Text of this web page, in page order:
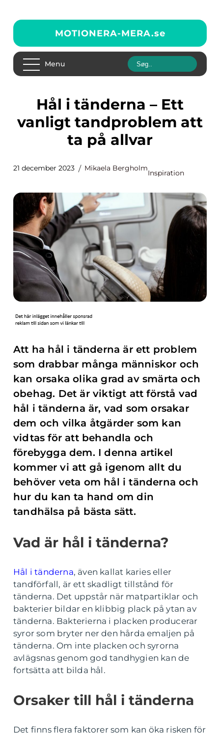
MOTIONERA-MERA.se
Menu
Hål i tänderna – Ett
vanligt tandproblem att
ta på allvar
21 december 2023 Mikaela Bergholm
Inspiration
Att ha hål i tänderna är ett problem
som drabbar många människor och
kan orsaka olika grad av smärta och
obehag. Det är viktigt att förstå vad
hål i tänderna är, vad som orsakar
dem och vilka åtgärder som kan
vidtas för att behandla och
förebygga dem. I denna artikel
kommer vi att gå igenom allt du
behöver veta om hål i tänderna och
hur du kan ta hand om din
tandhälsa på bästa sätt.
Vad är hål i tänderna?
Hål i tänderna, även kallat karies eller
tandförfall, är ett skadligt tillstånd för
tänderna. Det uppstår när matpartiklar och
bakterier bildar en klibbig plack på ytan av
tänderna. Bakterierna i placken producerar
syror som bryter ner den hårda emaljen på
tänderna. Om inte placken och syrorna
avlägsnas genom god tandhygien kan de
fortsätta att bilda hål.
Orsaker till hål i tänderna
Det finns flera faktorer som kan öka risken för